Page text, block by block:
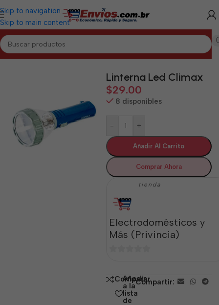
Skip to navigation
Skip to main content
Inicio/GUANTÁNAMO/Electrodomésticos Guantánamo
Linterna Led Climax
$29.00
8 disponibles
- +
Añadir Al Carrito
Comprar Ahora
tienda
Electrodomésticos y
Más (Privincia)
5 Comparar
Añadir
a la
lista
de
Compartir: